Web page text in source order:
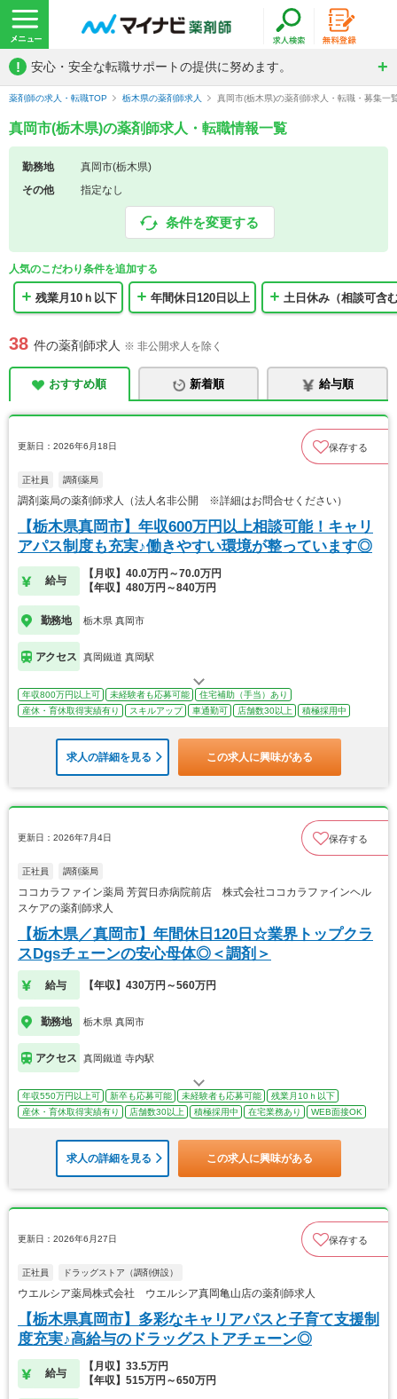
! 安心・安全な転職サポートの提供に努めます。
薬剤師の求人・転職TOP 栃木県の薬剤師求人 真岡市(栃木県)の薬剤師求人・転職・募集一
真岡市(栃木県)の薬剤師求人・転職情報一覧
勤務地
真岡市(栃木県)
その他
指定なし
条件を変更する
人気のこだわり条件を追加する
残業月10ｈ以下 年間休日120日以上 土日休み（相談可含
38 件の薬剤師求人 ※ 非公開求人を除く
おすすめ順 新着順 給与順
更新日：2026年6月18日 保存する
正社員 調剤薬局
調剤薬局の薬剤師求人（法人名非公開 ※詳細はお問合せください）
【栃木県真岡市】年収600万円以上相談可能！キャリ
アパス制度も充実♪働きやすい環境が整っています◎
給与
【月収】40.0万円～70.0万円
【年収】480万円～840万円
勤務地 栃木県 真岡市
アクセス 真岡鐵道 真岡駅
年収800万円以上可 未経験者も応募可能
住宅補助（手当）あり
産休・育休取得実績有り
スキルアップ 車通勤可 店舗数30以上 積極採用中
求人の詳細を見る この求人に興味がある
更新日：2026年7月4日 保存する
正社員 調剤薬局
ココカラファイン薬局 芳賀日赤病院前店 株式会社ココカラファインヘル
スケアの薬剤師求人
【栃木県／真岡市】年間休日120日☆業界トップクラ
スDgsチェーンの安心母体◎＜調剤＞
給与 【年収】430万円～560万円
勤務地 栃木県 真岡市
アクセス 真岡鐵道 寺内駅
年収550万円以上可 新卒も応募可能 未経験者も応募可能
残業月10ｈ以下
産休・育休取得実績有り
店舗数30以上 積極採用中 在宅業務あり WEB面接OK
求人の詳細を見る この求人に興味がある
更新日：2026年6月27日 保存する
正社員 ドラッグストア（調剤併設）
ウエルシア薬局株式会社 ウエルシア真岡亀山店の薬剤師求人
【栃木県真岡市】多彩なキャリアパスと子育て支援制
度充実♪高給与のドラッグストアチェーン◎
給与
【月収】33.5万円
【年収】515万円～650万円